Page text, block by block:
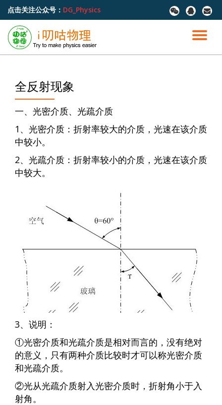
容
点击关注公众号： DG_Physics
fa-
wechat
fa-
qq
fa-
切
全反射现象
一、光密介质、光疏介质
1、光密介质：折射率较大的介质，光速在该介质
中较小。
2、光疏介质：折射率较小的介质，光速在该介质
中较大。
3、说明：
①光密介质和光疏介质是相对而言的，没有绝对
的意义，只有两种介质比较时才可以称光密介质
和光疏介质。
②光从光疏介质射入光密介质时，折射角小于入
射角。